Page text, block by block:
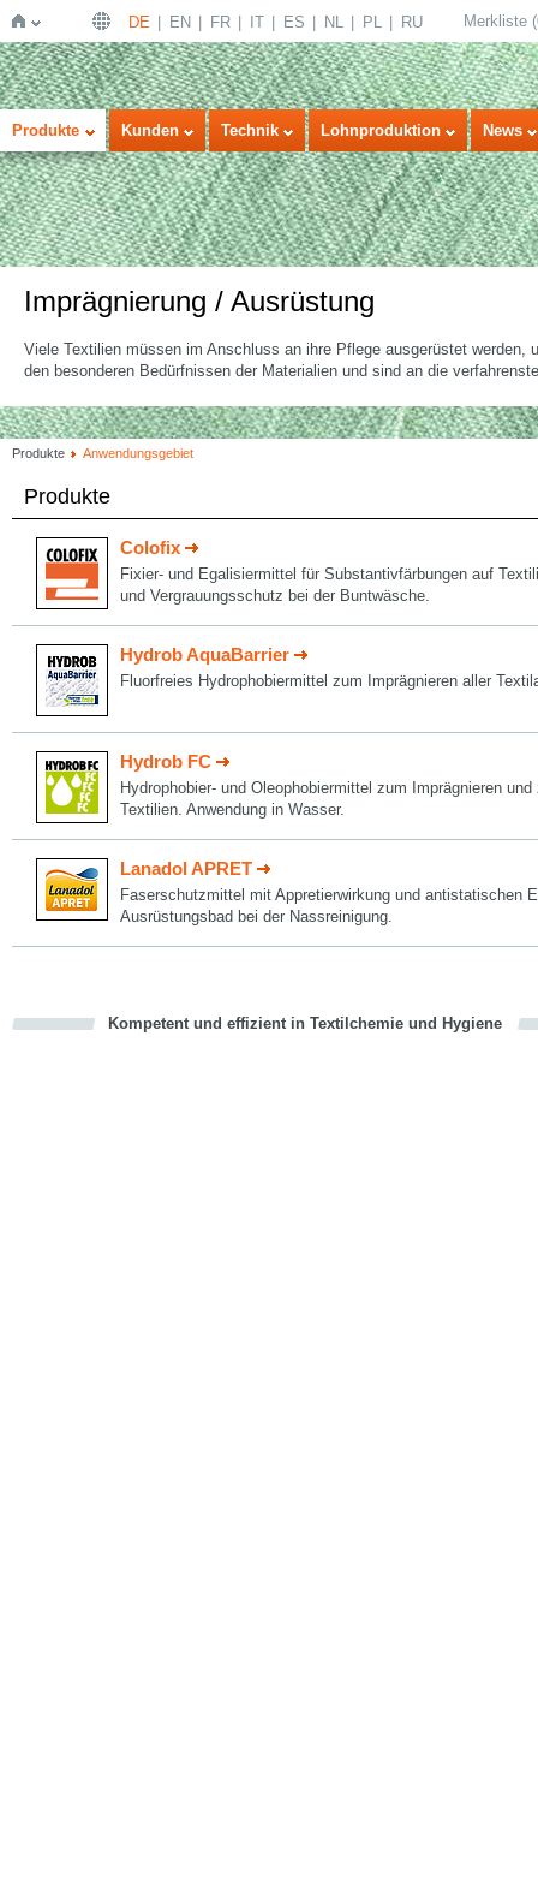
Startseite
DE EN FR IT ES NL PL RU Merkliste (
Produkte Kunden Technik Lohnproduktion News
Imprägnierung / Ausrüstung
Viele Textilien müssen im Anschluss an ihre Pflege ausgerüstet
den besonderen Bedürfnissen der Materialien und sind an die
Produkte Anwendungsgebiet
Produkte
Colofix
Fixier- und Egalisiermittel für Substantivfärbungen auf
und Vergrauungsschutz bei der Buntwäsche.
Hydrob AquaBarrier
Fluorfreies Hydrophobiermittel zum Imprägnieren aller
Hydrob FC
Hydrophobier- und Oleophobiermittel zum Imprägnieren
Textilien. Anwendung in Wasser.
Lanadol APRET
Faserschutzmittel mit Appretierwirkung und antistatischen
Ausrüstungsbad bei der Nassreinigung.
Kompetent und effizient in Textilchemie und Hygiene